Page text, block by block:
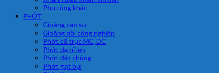
Phụ tùng khác
PHỚT
Gioăng cao su
Gioăng nồi công nghiệp
Phớt cổ trục MC, DC
Phớt dạ nỉ len
Phớt đặt chủng
Phớt gạt bụi